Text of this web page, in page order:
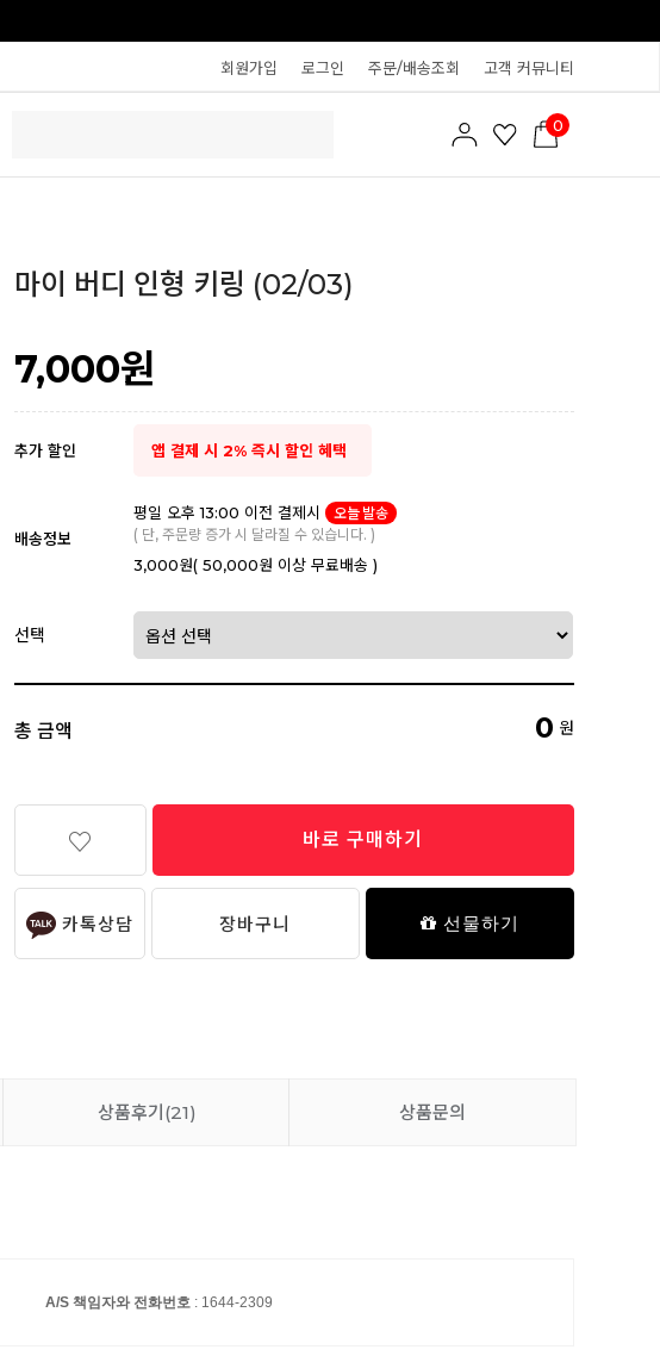
회원가입 로그인 주문/배송조회 고객 커뮤니티
0
마이 버디 인형 키링 (02/03)
7,000원
추가 할인 앱 결제 시 2% 즉시 할인 혜택
배송정보
평일 오후 13:00 이전 결제시
오늘 발송
( 단, 주문량 증가 시 달라질 수 있습니다. )
3,000원( 50,000원 이상 무료배송 )
선택
총 금액 0 원
바로 구매하기
카톡상담 장바구니 선물하기
상품후기(21) 상품문의
A/S 책임자와 전화번호 : 1644-2309